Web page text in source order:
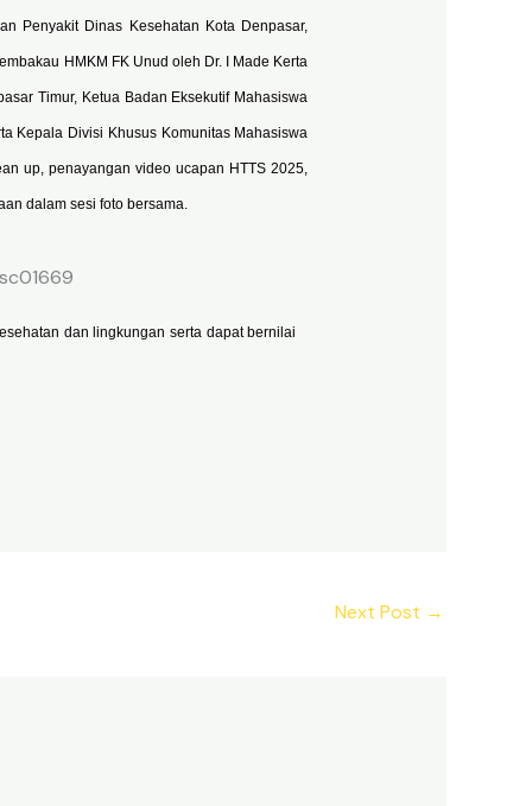
Penyakit Dinas Kesehatan Kota Denpasar,
HMKM FK Unud oleh Dr. I Made Kerta
Timur, Ketua Badan Eksekutif Mahasiswa
Kepala Divisi Khusus Komunitas Mahasiswa
up, penayangan video ucapan HTTS 2025,
dalam sesi foto bersama.
dan lingkungan serta dapat bernilai
Next Post →